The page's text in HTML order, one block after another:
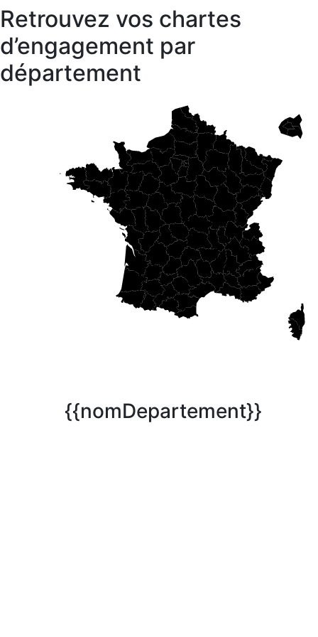
Retrouvez vos chartes
d’engagement par
département
{{nomDepartement}}